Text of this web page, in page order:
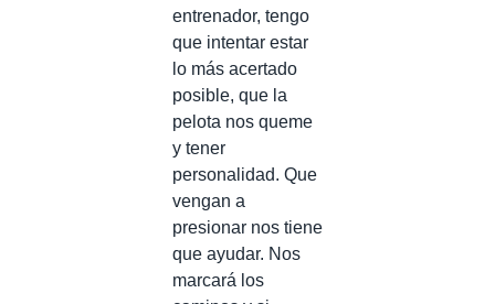
entrenador, tengo
que intentar estar
lo más acertado
posible, que la
pelota nos queme
y tener
personalidad. Que
vengan a
presionar nos tiene
que ayudar. Nos
marcará los